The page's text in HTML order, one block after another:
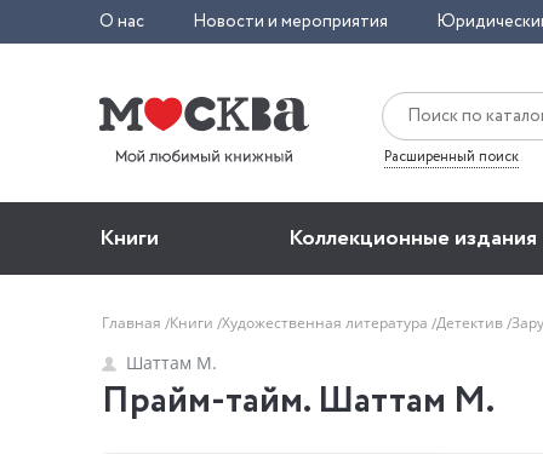
О нас Новости и мероприятия
Расширенный поиск
Книги Коллекционные издания
Главная Книги Художественная литература Детектив
Шаттам М.
Прайм-тайм. Шаттам М.